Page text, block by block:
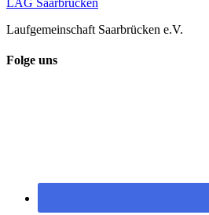
LAG Saarbrücken
Laufgemeinschaft Saarbrücken e.V.
Folge uns